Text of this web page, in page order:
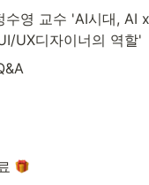
수영 교수 'AI시대, AI
UX디자이너의 역할'